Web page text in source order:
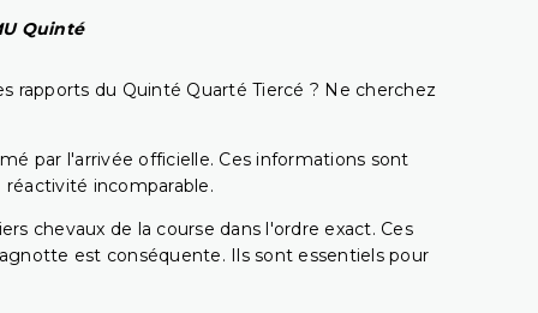
Quinté
rapports du Quinté Quarté Tiercé ? Ne cherchez
par l'arrivée officielle. Ces informations sont
incomparable.
chevaux de la course dans l'ordre exact. Ces
est conséquente. Ils sont essentiels pour